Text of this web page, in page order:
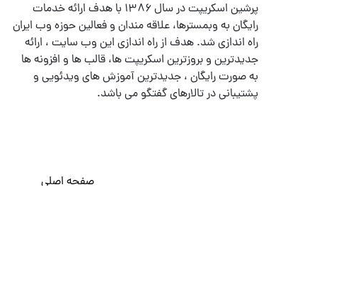
پرشین اسکریپت در سال ۱۳۸۶ با هدف ارائه خدمات
رایگان به وبمسترها، علاقه مندان و فعالین حوزه وب ایران
راه اندازی شد. هدف از راه اندازی این وب سایت ، ارائه
جدیدترین و بروزترین اسکریپت ها، قالب ها و افزونه ها
به صورت رایگان ، جدیدترین آموزش های ویدئویی و
پشتیبانی در تالارهای گفتگو می باشد.
صفحه اصلی